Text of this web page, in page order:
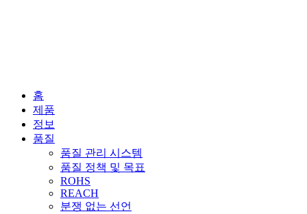
홈
제품
정보
품질
품질 관리 시스템
품질 정책 및 목표
ROHS
REACH
분쟁 없는 선언